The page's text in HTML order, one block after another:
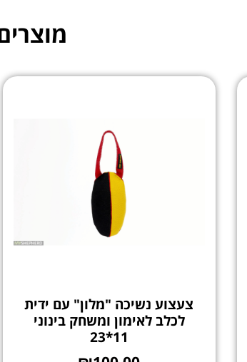
צעצוע נשיכה "מלון" עם ידית
לכלב לאימון ומשחק בינוני
11*23